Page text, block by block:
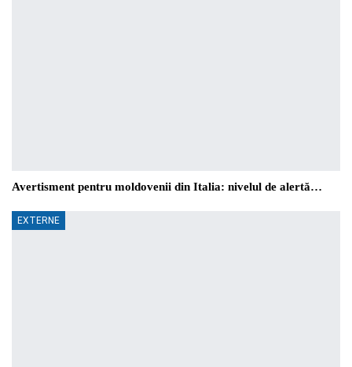
Avertisment pentru moldovenii din Italia: nivelul de alertă…
EXTERNE